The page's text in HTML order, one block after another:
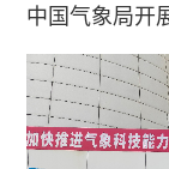
中国气象局开